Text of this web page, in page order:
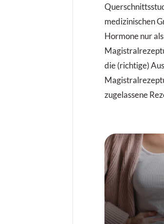
medizinischen
Hormone nur
die (richtige)
zugelassene